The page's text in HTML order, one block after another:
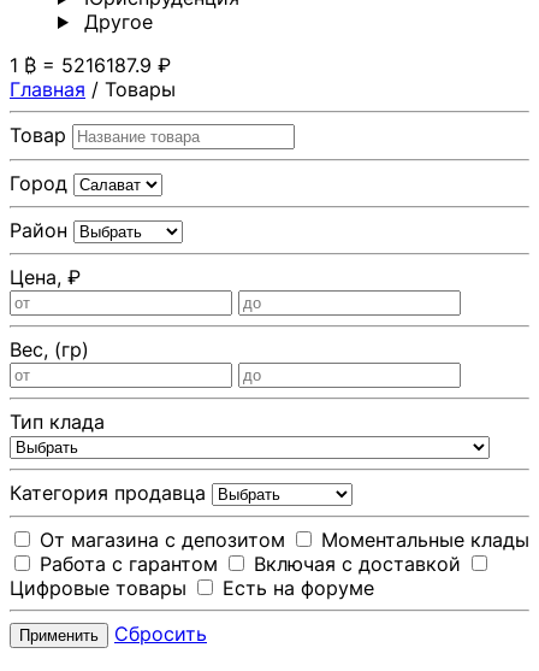
Другoе
1 ₿ = 5216187.9 ₽
Главная / Товары
Товар
Город
Район
Цена, ₽
Вес, (гр)
Тип клада
Категория продавца
От магазина с депозитом
Моментальные клады
Работа с гарантом
Включая с доставкой
Цифровые товары
Есть на форуме
Применить Сбросить